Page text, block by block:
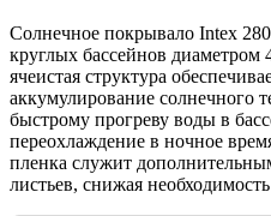
Солнечное покрывало Intex
круглых бассейнов диаметром
ячеистая структура
аккумулирование солнечного
быстрому прогреву воды в
переохлаждение в ночное
пленка служит
листьев, снижая